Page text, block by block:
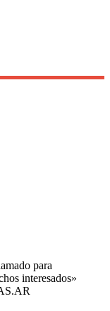
para
interesados»